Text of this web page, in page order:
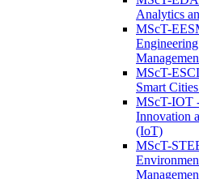
Analytics
MScT-
MScT-
Smart
MScT-IOT
Innovation
(IoT)
MScT-